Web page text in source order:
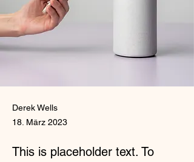
Derek Wells
18. März 2023
This is placeholder text. To